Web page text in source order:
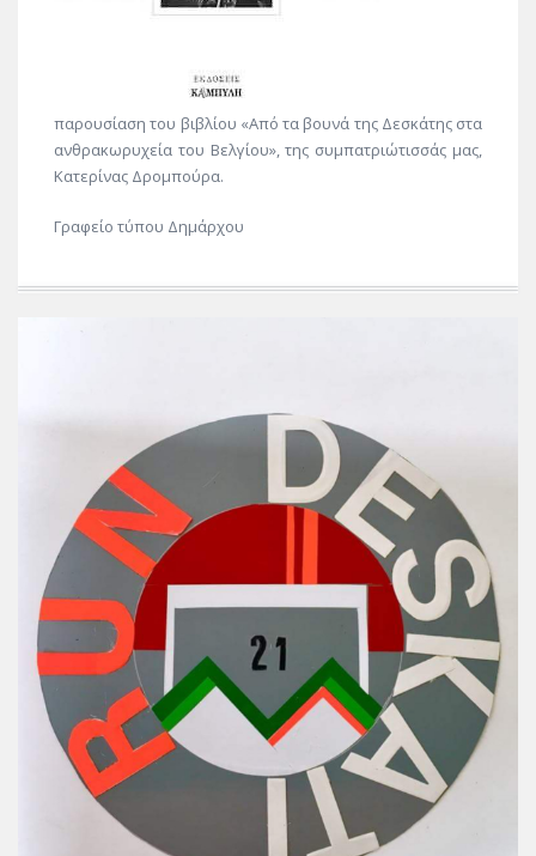
παρουσίαση του βιβλίου «Από τα βουνά της Δεσκάτης στα
ανθρακωρυχεία του Βελγίου», της συμπατριώτισσάς μας,
Κατερίνας Δρομπούρα.
Γραφείο τύπου Δημάρχου